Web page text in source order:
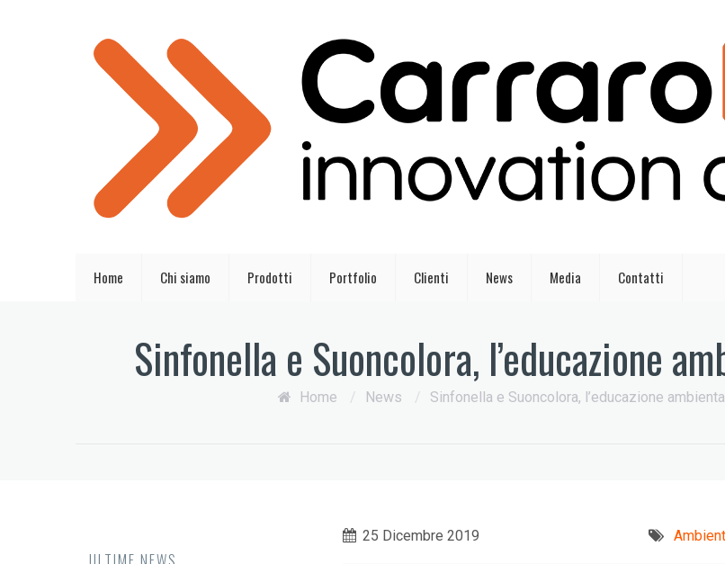
Home Chi siamo Prodotti Portfolio Clienti News Media Contatti
Sinfonella e Suoncolora, l’educazione
Home / News / Sinfonella e Suoncolora, l’educazione
25 Dicembre 2019